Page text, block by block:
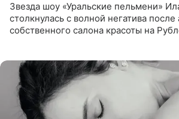
Звезда шоу «Уральские пельмени»
столкнулась с волной негатива
собственного салона красоты на